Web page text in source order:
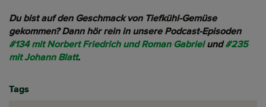
Du bist auf den Geschmack von Tiefkühl-Gemüse
gekommen? Dann hör rein in unsere Podcast-Episoden
#134 mit Norbert Friedrich und Roman Gabrielund#235
mit Johann Blatt.
Tags